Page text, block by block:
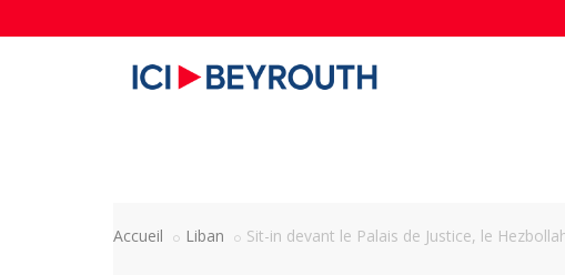
Accueil Liban Sit-in devant le Palais de Justice, le